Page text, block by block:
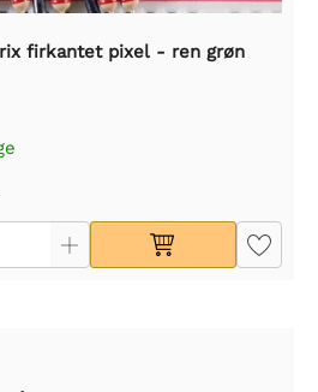
firkantet pixel - ren grøn